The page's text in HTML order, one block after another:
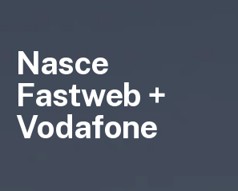
Nasce
Fastweb +
Vodafone